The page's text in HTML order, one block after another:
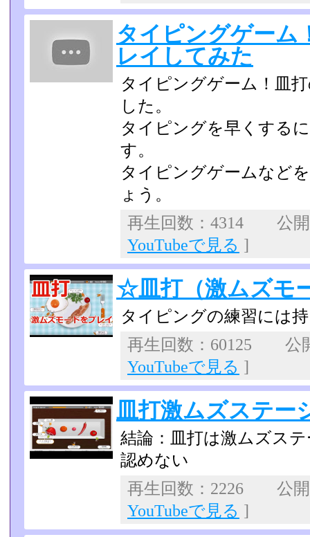
タイピングゲーム
レイしてみた
タイピングゲーム！皿
した。
タイピングを早くする
す。
タイピングゲームなど
ょう。
再生回数：4314 公
YouTubeで見る ]
☆皿打（激ムズモ
タイピングの練習には
再生回数：60125 公
YouTubeで見る ]
皿打激ムズステー
結論：皿打は激ムズス
認めない
再生回数：2226 公
YouTubeで見る ]